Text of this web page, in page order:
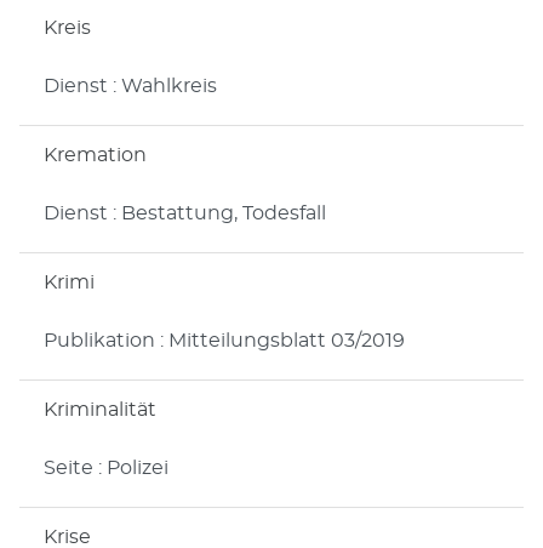
Kreis
Dienst : Wahlkreis
Kremation
Dienst : Bestattung, Todesfall
Krimi
Publikation : Mitteilungsblatt 03/2019
Kriminalität
Seite : Polizei
Krise